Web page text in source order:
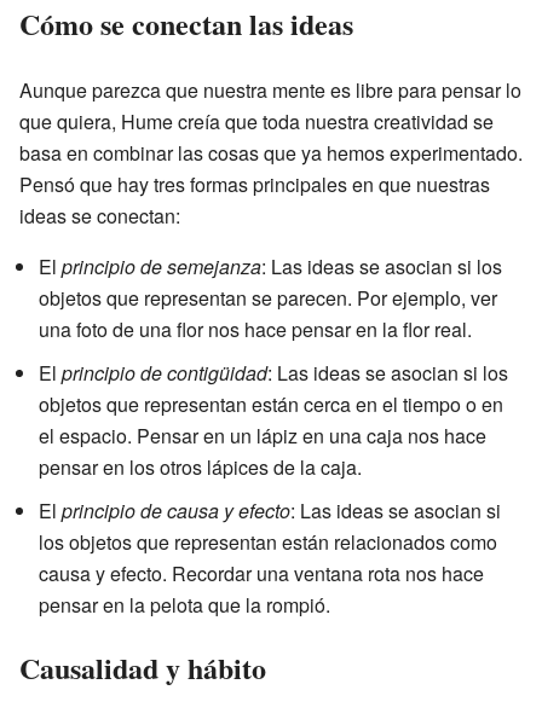
Cómo se conectan las ideas
Aunque parezca que nuestra mente es libre para pensar lo
que quiera, Hume creía que toda nuestra creatividad se
basa en combinar las cosas que ya hemos experimentado.
Pensó que hay tres formas principales en que nuestras
ideas se conectan:
El principio de semejanza: Las ideas se asocian si los
objetos que representan se parecen. Por ejemplo, ver
una foto de una flor nos hace pensar en la flor real.
El principio de contigüidad: Las ideas se asocian si los
objetos que representan están cerca en el tiempo o en
el espacio. Pensar en un lápiz en una caja nos hace
pensar en los otros lápices de la caja.
El principio de causa y efecto: Las ideas se asocian si
los objetos que representan están relacionados como
causa y efecto. Recordar una ventana rota nos hace
pensar en la pelota que la rompió.
Causalidad y hábito